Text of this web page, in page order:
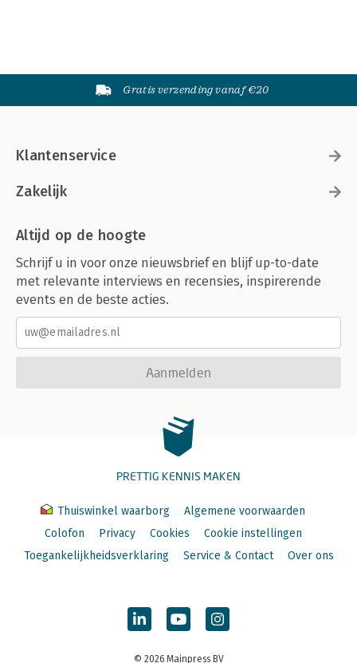
Gratis verzending vanaf €20
Klantenservice
Zakelijk
Altijd op de hoogte
Schrijf u in voor onze nieuwsbrief en blijf up-to-date
met relevante interviews en recensies, inspirerende
events en de beste acties.
Aanmelden
PRETTIG KENNIS MAKEN
Thuiswinkel waarborg
Algemene voorwaarden
Colofon
Privacy Cookies
Cookie instellingen
Toegankelijkheidsverklaring
Service & Contact Over ons
© 2026 Mainpress BV